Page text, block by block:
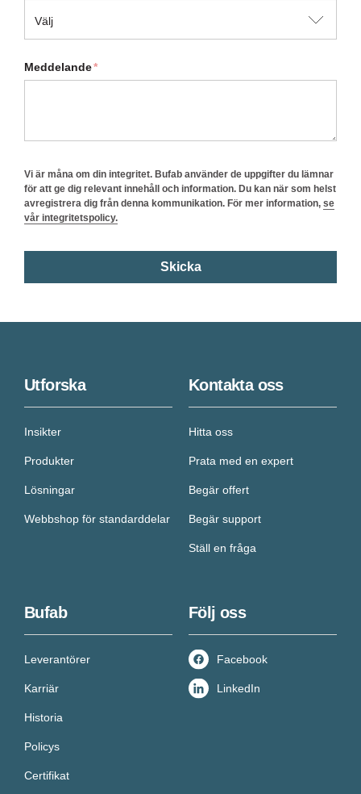
Meddelande*
Vi är måna om din integritet. Bufab använder de uppgifter du lämnar
för att ge dig relevant innehåll och information. Du kan när som helst
avregistrera dig från denna kommunikation. För mer information, se
vår integritetspolicy.
Utforska
Insikter
Produkter
Lösningar
Webbshop för standarddelar
Kontakta oss
Hitta oss
Prata med en expert
Begär offert
Begär support
Ställ en fråga
Bufab
Leverantörer
Karriär
Historia
Policys
Certifikat
Följ oss
Facebook
LinkedIn